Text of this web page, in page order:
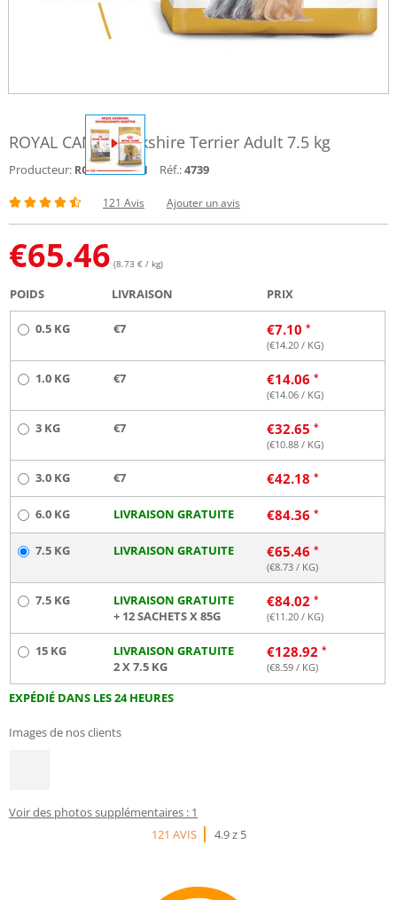
ROYAL CANIN Yorkshire Terrier Adult 7.5 kg
Producteur: ROYAL CANIN Réf.:4739
121 Avis Ajouter un avis
€65.46 (8.73 € / kg)
POIDS LIVRAISON PRIX
0.5 KG €7 €7.10
(€14.20 / KG)
1.0 KG €7 €14.06
(€14.06 / KG)
3 KG €7 €32.65
(€10.88 / KG)
3.0 KG €7 €42.18
6.0 KG LIVRAISON GRATUITE €84.36
7.5 KG LIVRAISON GRATUITE €65.46
(€8.73 / KG)
7.5 KG
LIVRAISON GRATUITE
+ 12 SACHETS X 85G
€84.02
(€11.20 / KG)
15 KG
LIVRAISON GRATUITE
2 X 7.5 KG
€128.92
(€8.59 / KG)
EXPÉDIÉ DANS LES 24 HEURES
Images de nos clients
Voir des photos supplémentaires : 1
121 AVIS
4.9 z 5